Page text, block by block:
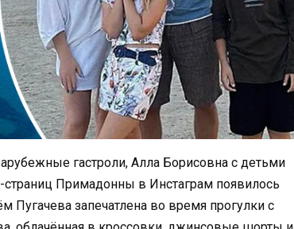
гастроли, Алла Борисовна с детьми
Примадонны в Инстаграм появилось
Пугачева запечатлена во время прогулки с